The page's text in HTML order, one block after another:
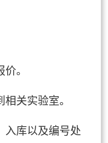
。
关实验室。
入库以及编号处